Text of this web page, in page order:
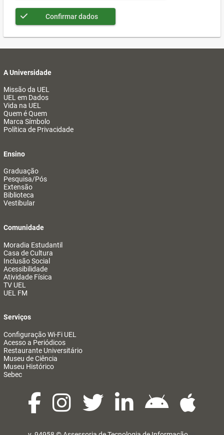
Confirmar dados
A Universidade
Missão da UEL
UEL em Dados
Vida na UEL
Quem é Quem
Marca Símbolo
Política de Privacidade
Ensino
Graduação
Pesquisa/Pós
Extensão
Biblioteca
Vestibular
Comunidade
Moradia Estudantil
Casa de Cultura
Inclusão Social
Acessibilidade
Atividade Física
TV UEL
UEL FM
Serviços
Configuração Wi-Fi UEL
Acesso a Periódicos
Restaurante Universitário
Museu de Ciência
Museu Histórico
Sebec